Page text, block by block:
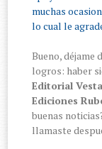
muchas
lo cual le
Bueno, déjame
logros: haber
Editorial
Ediciones
buenas
llamaste